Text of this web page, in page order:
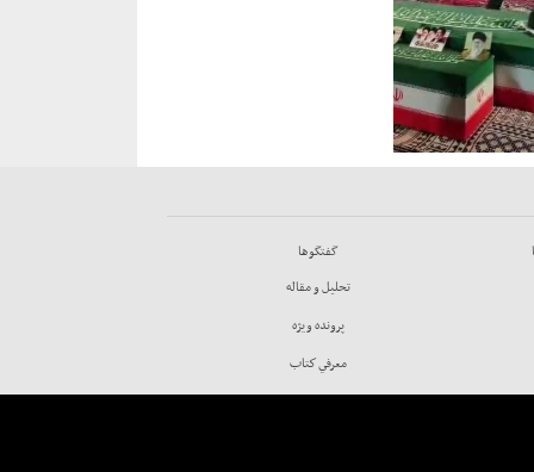
گفتگوها
تحليل و مقاله
پرونده ويژه
معرفي كتاب